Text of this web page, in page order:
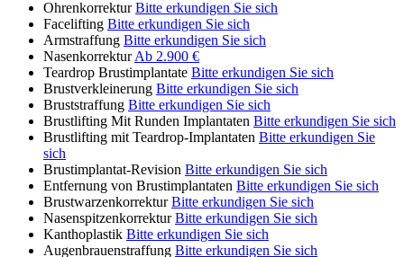
Ohrenkorrektur Bitte erkundigen Sie sich
Facelifting Bitte erkundigen Sie sich
Armstraffung Bitte erkundigen Sie sich
Nasenkorrektur Ab 2.900 €
Teardrop Brustimplantate Bitte erkundigen Sie sich
Brustverkleinerung Bitte erkundigen Sie sich
Bruststraffung Bitte erkundigen Sie sich
Brustlifting Mit Runden Implantaten Bitte erkundigen Sie sich
Brustlifting mit Teardrop-Implantaten Bitte erkundigen Sie
sich
Brustimplantat-Revision Bitte erkundigen Sie sich
Entfernung von Brustimplantaten Bitte erkundigen Sie sich
Brustwarzenkorrektur Bitte erkundigen Sie sich
Nasenspitzenkorrektur Bitte erkundigen Sie sich
Kanthoplastik Bitte erkundigen Sie sich
Augenbrauenstraffung Bitte erkundigen Sie sich